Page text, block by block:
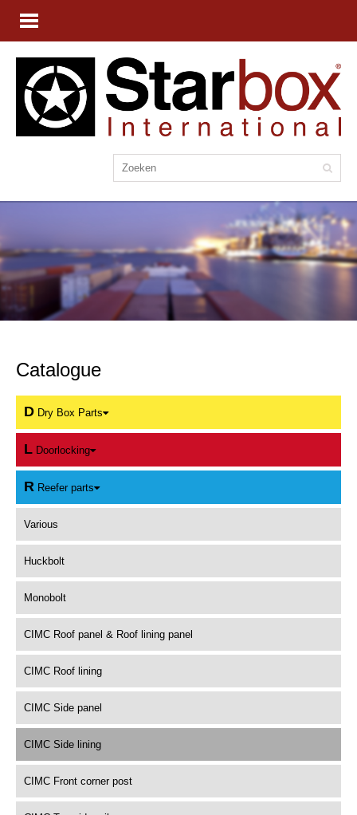
Catalogue
D Dry Box Parts
L Doorlocking
R Reefer parts
Various
Huckbolt
Monobolt
CIMC Roof panel & Roof lining panel
CIMC Roof lining
CIMC Side panel
CIMC Side lining
CIMC Front corner post